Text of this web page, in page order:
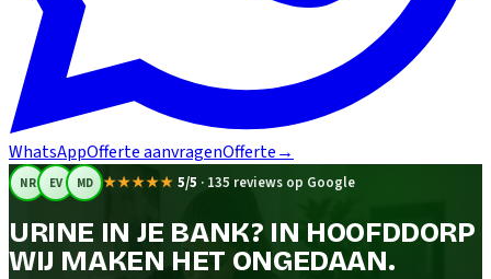
WhatsAppOfferte aanvragenOfferte→
NR EV MD ★★★★★ 5/5 · 135 reviews op Google
URINE IN JE BANK? IN HOOFDDORP
WIJ MAKEN HET ONGEDAAN.